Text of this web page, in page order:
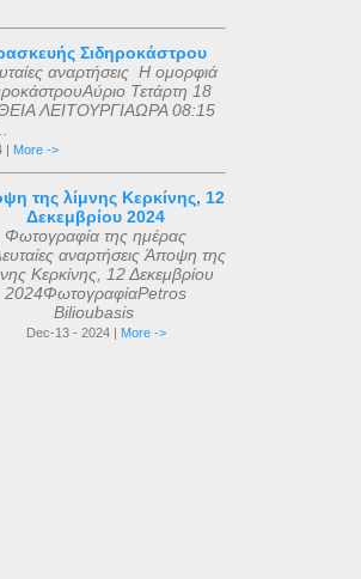
Σιδηροκάστρου
αναρτήσεις Η ομορφιά
Τετάρτη 18
ΛΕΙΤΟΥΡΓΙΑΩΡΑ 08:15
| More ->
της λίμνης Κερκίνης, 12
Δεκεμβρίου 2024
Φωτογραφία της ημέρας
αναρτήσεις Άποψη της
Κερκίνης, 12 Δεκεμβρίου
2024ΦωτογραφίαPetros
Bilioubasis
Dec-13 - 2024 | More ->